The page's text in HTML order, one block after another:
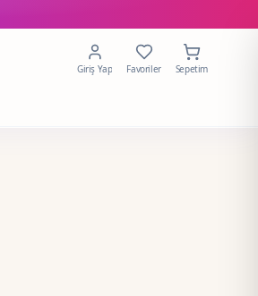
Giriş Yap Favoriler Sepetim